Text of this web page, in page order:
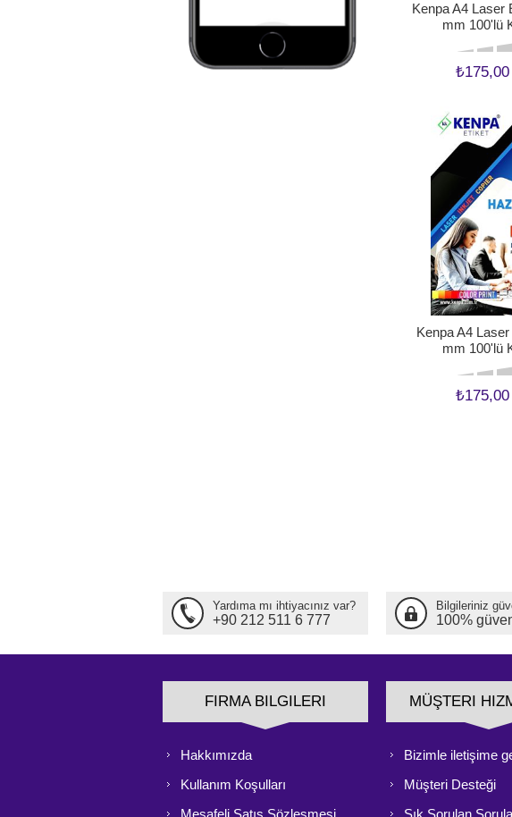
Kenpa A4 Laser
mm 100'lü
Kenpa A4
mm 100'lü
Yardıma mı ihtiyacınız var?
+90 212 511 6 777
Bilgileriniz
100%
FIRMA BILGILERI
Hakkımızda
Kullanım Koşulları
Mesafeli Satış Sözleşmesi
MÜŞTERI
Bizimle iletişime
Müşteri Desteği
Sık Sorulan